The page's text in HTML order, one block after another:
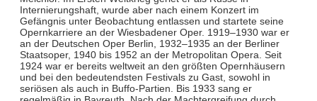
Internierungshaft, wurde aber nach einem Konzert im
Gefängnis unter Beobachtung entlassen und startete seine
Opernkarriere an der Wiesbadener Oper. 1919–1930 war er
an der Deutschen Oper Berlin, 1932–1935 an der Berliner
Staatsoper, 1940 bis 1952 an der Metropolitan Opera. Seit
1924 war er bereits weltweit an den größten Opernhäusern
und bei den bedeutendsten Festivals zu Gast, sowohl in
seriösen als auch in Buffo-Partien. Bis 1933 sang er